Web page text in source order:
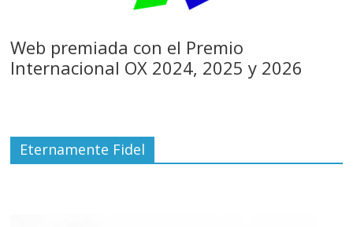
Web premiada con el Premio
Internacional OX 2024, 2025 y 2026
Eternamente Fidel